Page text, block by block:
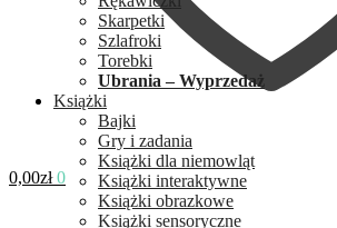
0,00zł 0
Skarpetki
Szlafroki
Torebki
Ubrania – Wyprzedaż
Książki
Bajki
Gry i zadania
Książki dla niemowląt
Książki interaktywne
Książki obrazkowe
Książki sensoryczne